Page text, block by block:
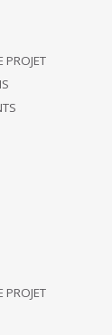
PROJET
PROJET